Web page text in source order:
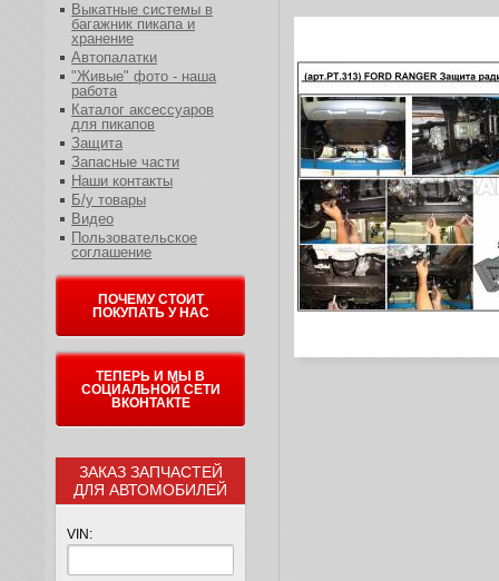
Выкатные системы в
багажник пикапа и
хранение
Автопалатки
"Живые" фото - наша
работа
Каталог аксессуаров
для пикапов
Защита
Запасные части
Наши контакты
Б/у товары
Видео
Пользовательское
соглашение
ПОЧЕМУ СТОИТ
ПОКУПАТЬ У НАС
ТЕПЕРЬ И МЫ В
СОЦИАЛЬНОЙ СЕТИ
ВКОНТАКТЕ
ЗАКАЗ ЗАПЧАСТЕЙ
ДЛЯ АВТОМОБИЛЕЙ
VIN: